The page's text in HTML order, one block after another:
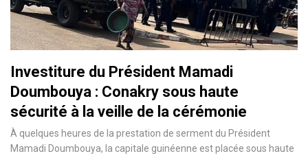
Investiture du Président Mamadi
Doumbouya : Conakry sous haute
sécurité à la veille de la cérémonie
À quelques heures de la prestation de serment du Président
Mamadi Doumbouya, la capitale guinéenne est placée sous haute